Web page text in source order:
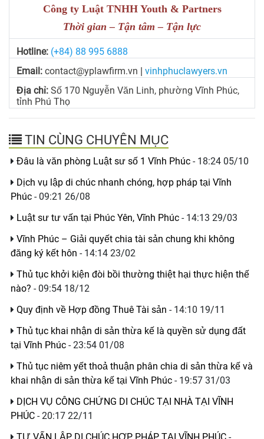
Công ty Luật TNHH Youth & Partners
Thời gian – Tận tâm – Tận lực
Hotline: (+84) 88 995 6888
Email: contact@yplawfirm.vn
vinhphuclawyers.vn
Địa chỉ: Số 170 Nguyễn Văn Linh, phường Vĩnh Phúc,
tỉnh Phú Thọ
TIN CÙNG CHUYÊN MỤC
Đâu là văn phòng Luật sư số 1 Vĩnh Phúc - 18:24 05/10
Dịch vụ lập di chúc nhanh chóng, hợp pháp tại Vĩnh
Phúc - 09:21 26/08
Luật sư tư vấn tại Phúc Yên, Vĩnh Phúc - 14:13 29/03
Vĩnh Phúc – Giải quyết chia tài sản chung khi không
đăng ký kết hôn - 14:14 23/02
Thủ tục khởi kiện đòi bồi thường thiệt hại thực hiện thế
nào? - 09:54 18/12
Quy định về Hợp đồng Thuê Tài sản - 14:10 19/11
Thủ tục khai nhận di sản thừa kế là quyền sử dụng đất
tại Vĩnh Phúc - 23:54 01/08
Thủ tục niêm yết thoả thuận phân chia di sản thừa kế và
khai nhận di sản thừa kế tại Vĩnh Phúc - 19:57 31/03
DỊCH VỤ CÔNG CHỨNG DI CHÚC TẠI NHÀ TẠI VĨNH
PHÚC - 20:17 22/11